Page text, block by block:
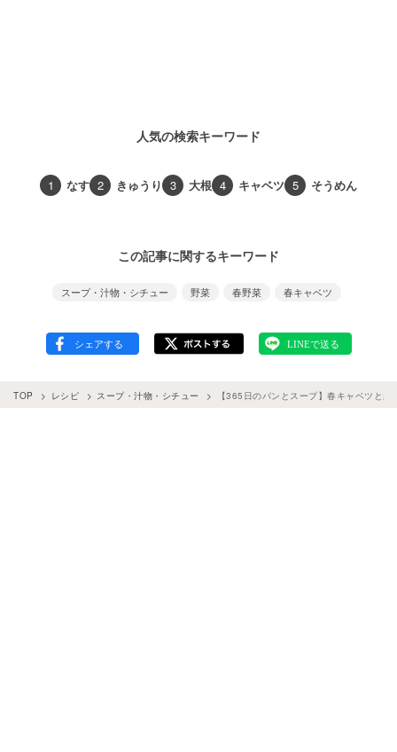
人気の検索キーワード
1 なす 2 きゅうり 3 大根 4 キャベツ 5 そうめん
この記事に関するキーワード
スープ・汁物・シチュー 野菜 春野菜 春キャベツ
TOP レシピ スープ・汁物・シチュー 【365日のパンとスープ】春キャベツと